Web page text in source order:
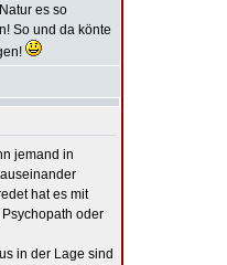
es so
So und da könte
jemand in
hat es mit
oder
in der Lage sind